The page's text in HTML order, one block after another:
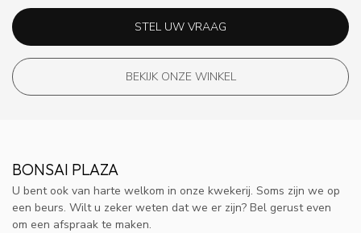
STEL UW VRAAG
BEKIJK ONZE WINKEL
BONSAI PLAZA
U bent ook van harte welkom in onze kwekerij. Soms zijn we op
een beurs. Wilt u zeker weten dat we er zijn? Bel gerust even
om een afspraak te maken.